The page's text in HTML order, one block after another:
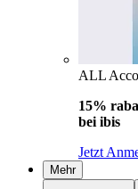
ALL
15%
bei ibis
Jetzt
Mehr